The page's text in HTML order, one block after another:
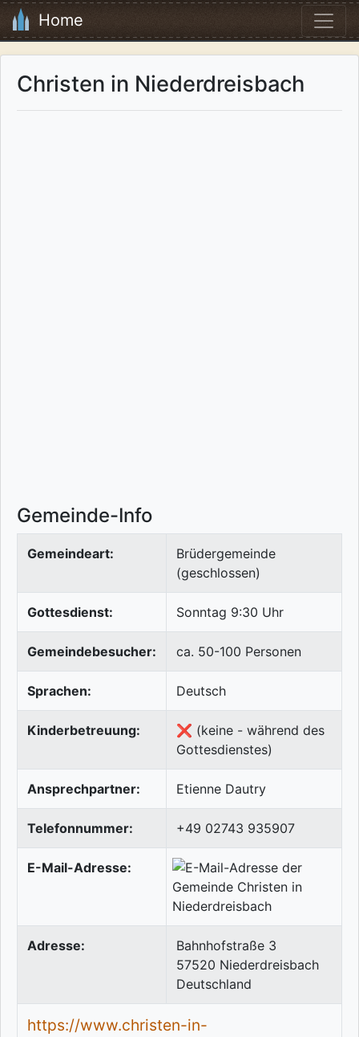
Home
Christen in Niederdreisbach
Gemeinde-Info
Gemeindeart:
Brüdergemeinde
(geschlossen)
Gottesdienst: Sonntag 9:30 Uhr
Gemeindebesucher: ca. 50-100 Personen
Sprachen: Deutsch
Kinderbetreuung:
❌ (keine - während des
Gottesdienstes)
Ansprechpartner: Etienne Dautry
Telefonnummer: +49 02743 935907
E-Mail-Adresse:
Adresse:
Bahnhofstraße 3
57520 Niederdreisbach
Deutschland
https://www.christen-in-